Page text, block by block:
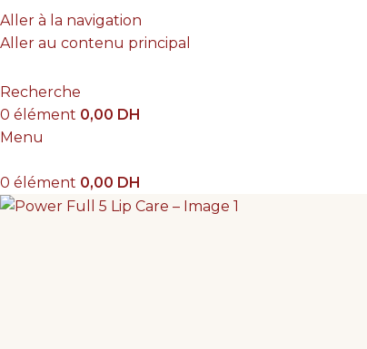
Aller à la navigation
Aller au contenu principal
Tu mérites de savoir avant d'investir
Recherche
0 élément 0,00 DH
Menu
0 élément 0,00 DH